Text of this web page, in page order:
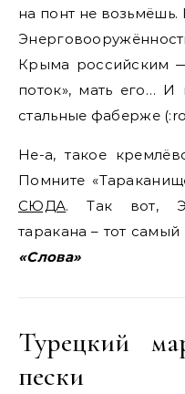
на понт не
Крыма российским
поток», мать его…
стальные фаберже
Не-а, такое
Помните
СЮДА. Так вот,
таракана – тот
«Слова»
Турецкий
пески